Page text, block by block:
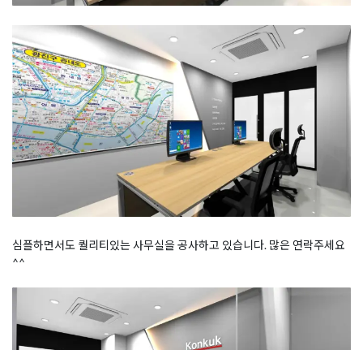
심플하면서도 퀄리티있는 사무실을 공사하고 있습니다. 많은 연락주세요
^^